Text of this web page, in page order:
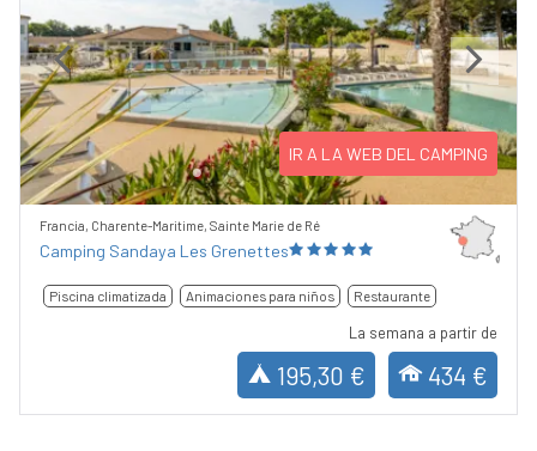
Previous Next
IR A LA WEB DEL CAMPING
Francia, Charente-Maritime, Sainte Marie de Ré
Camping Sandaya Les Grenettes
Piscina climatizada Animaciones para niños Restaurante
La semana a partir de
195,30 € 434 €